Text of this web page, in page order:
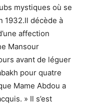
mystiques où se
1932.Il décède à
affection
Mansour
avant de léguer
pour quatre
Mame Abdou a
» Il s’est